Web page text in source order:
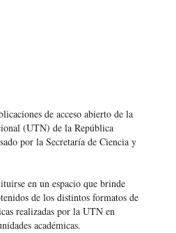
de acceso abierto de la
(UTN) de la República
por la Secretaría de Ciencia y
en un espacio que brinde
de los distintos formatos de
realizadas por la UTN en
académicas.